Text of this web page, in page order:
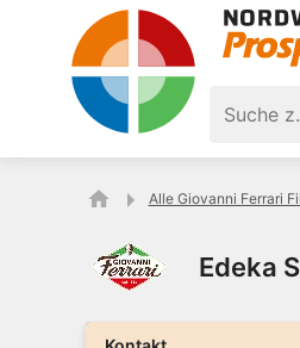
Alle Giovanni Ferrari
Edeka